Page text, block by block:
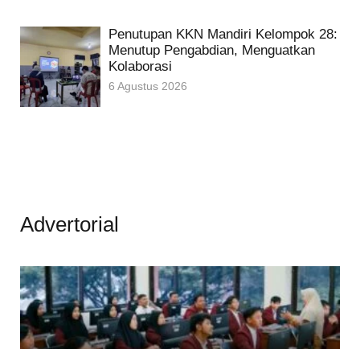
Penutupan KKN Mandiri Kelompok 28:
Menutup Pengabdian, Menguatkan
Kolaborasi
6 Agustus 2026
Advertorial